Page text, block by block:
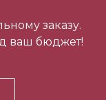
заказу.
ваш бюджет!